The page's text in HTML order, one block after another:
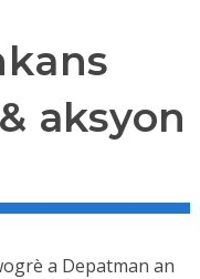
aksyon
a Depatman an